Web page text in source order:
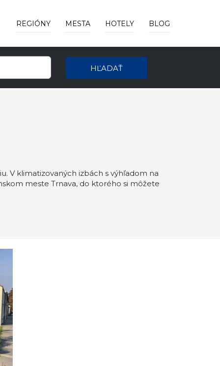
REGIÓNY MESTA HOTELY BLOG
HĽADAŤ
V klimatizovaných izbách s výhľadom na
meste Trnava, do ktorého si môžete